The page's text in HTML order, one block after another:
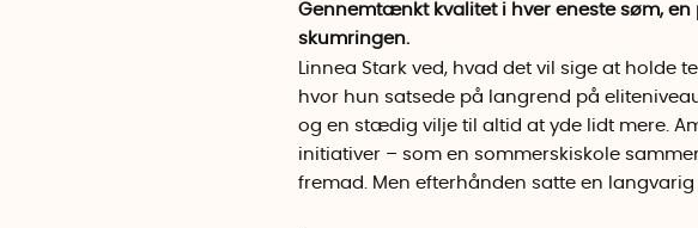
Gennemtænkt kvalitet i hver eneste søm,
skumringen.
Linnea Stark ved, hvad det vil sige at holde
hvor hun satsede på langrend på
og en stædig vilje til altid at yde lidt mere.
initiativer – som en sommerskiskole
fremad. Men efterhånden satte en